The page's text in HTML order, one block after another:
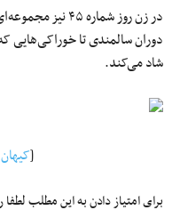
در زن روز شماره
دوران سالمندی تا خوراکی‌هایی
شاد می‌کند.
[
برای امتیاز دادن به این مطلب